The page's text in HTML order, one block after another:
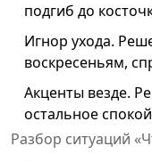
подгиб до
Игнор ухода.
воскресеньям,
Акценты везде.
остальное
Разбор ситуаций